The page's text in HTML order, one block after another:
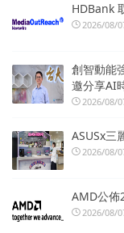
HDBank
2026/08/
創智動能
邀分享AI
2026/08/
ASUSx三
2026/08/
AMD公佈
2026/08/